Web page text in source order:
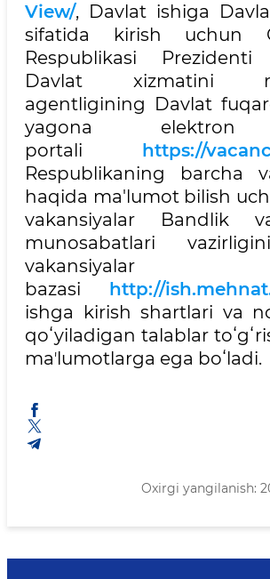
View/, Davlat ishiga
sifatida kirish uchun
Respublikasi Prezidenti
Davlat xizmatini
agentligining Davlat
yagona elektron
portali https://
Respublikaning barcha
haqida ma'lumot bilish
vakansiyalar Bandlik
munosabatlari
vakansiyalar
bazasi http://
ishga kirish shartlari va
qoʻyiladigan talablar
maʼlumotlarga ega boʻladi.
Oxirgi yangilanish: